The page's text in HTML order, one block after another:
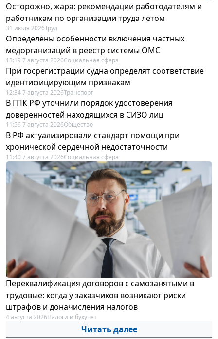
Осторожно, жара: рекомендации работодателям и
работникам по организации труда летом
31 июля 2026Труд
Определены особенности включения частных
медорганизаций в реестр системы ОМС
13:19 7 августа 2026Социальная сфера
При госрегистрации судна определят соответствие
идентифицирующим признакам
12:34 7 августа 2026Транспорт
В ГПК РФ уточнили порядок удостоверения
доверенностей находящихся в СИЗО лиц
11:56 7 августа 2026Общество
В РФ актуализировали стандарт помощи при
хронической сердечной недостаточности
11:40 7 августа 2026Социальная сфера
Переквалификация договоров с самозанятыми в
трудовые: когда у заказчиков возникают риски
штрафов и доначисления налогов
4 августа 2026Налоги и бухучет
Читать далее